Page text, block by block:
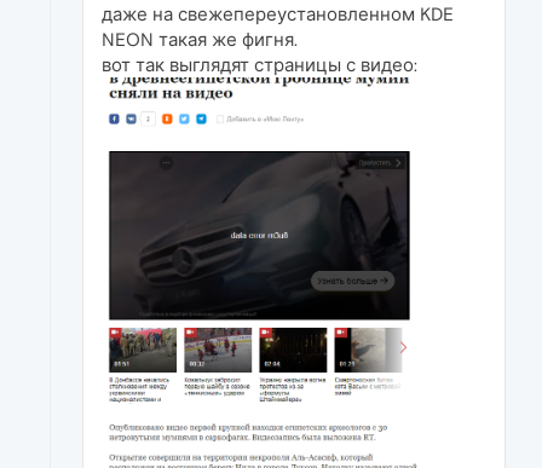
даже на свежепереустановленном KDE
NEON такая же фигня.
вот так выглядят страницы с видео: